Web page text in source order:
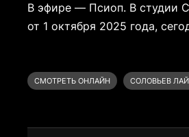
В эфире — Псиоп. В студии
от 1 октября 2025 года,
СМОТРЕТЬ ОНЛАЙН СОЛОВЬЕВ